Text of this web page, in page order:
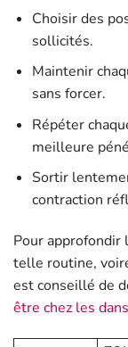
Choisir des
sollicités.
Maintenir
sans forcer.
Répéter
meilleure
Sortir
contraction
Pour approfondir
telle routine,
est conseillé de
être chez les